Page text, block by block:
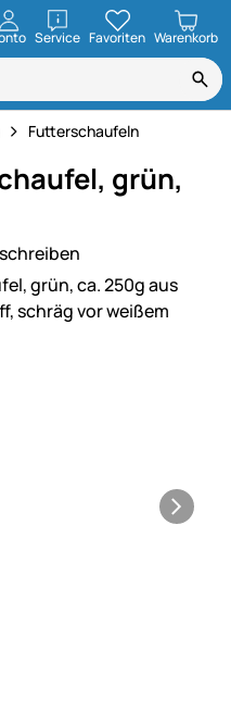
ServiceöffnenFavoriten Warenkorb
Futterschaufeln
grün,